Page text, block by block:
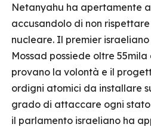
Netanyahu ha apertamente
accusandolo di non rispettare
nucleare. Il premier
Mossad possiede oltre
provano la volontà e il
ordigni atomici da installare
grado di attaccare ogni
il parlamento israeliano ha